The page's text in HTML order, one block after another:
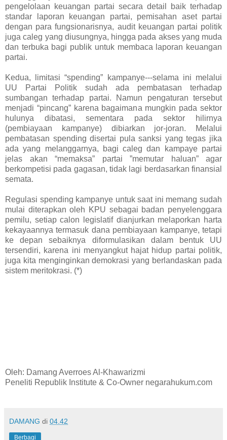
pengelolaan keuangan partai secara detail baik terhadap
standar laporan keuangan partai, pemisahan aset partai
dengan para fungsionarisnya, audit keuangan partai politik
juga caleg yang diusungnya, hingga pada akses yang muda
dan terbuka bagi publik untuk membaca laporan keuangan
partai.
Kedua, limitasi “spending” kampanye---selama ini melalui
UU Partai Politik sudah ada pembatasan terhadap
sumbangan terhadap partai. Namun pengaturan tersebut
menjadi “pincang” karena bagaimana mungkin pada sektor
hulunya dibatasi, sementara pada sektor hilirnya
(pembiayaan kampanye) dibiarkan jor-joran. Melalui
pembatasan spending disertai pula sanksi yang tegas jika
ada yang melanggarnya, bagi caleg dan kampaye partai
jelas akan “memaksa” partai ”memutar haluan” agar
berkompetisi pada gagasan, tidak lagi berdasarkan finansial
semata.
Regulasi spending kampanye untuk saat ini memang sudah
mulai diterapkan oleh KPU sebagai badan penyelenggara
pemilu, setiap calon legislatif dianjurkan melaporkan harta
kekayaannya termasuk dana pembiayaan kampanye, tetapi
ke depan sebaiknya diformulasikan dalam bentuk UU
tersendiri, karena ini menyangkut hajat hidup partai politik,
juga kita menginginkan demokrasi yang berlandaskan pada
sistem meritokrasi. (*)
Oleh: Damang Averroes Al-Khawarizmi
Peneliti Republik Institute & Co-Owner negarahukum.com
DAMANG di 04.42
Berbagi